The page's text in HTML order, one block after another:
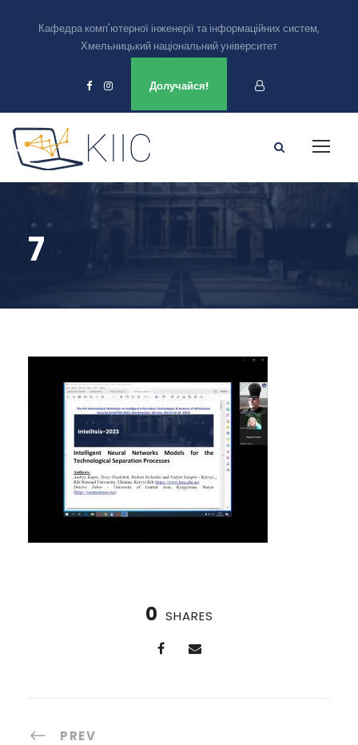
Кафедра комп'ютерної інженерії та інформаційних систем,
Хмельницький національний університет
Долучайся!
7
0 SHARES
PREV